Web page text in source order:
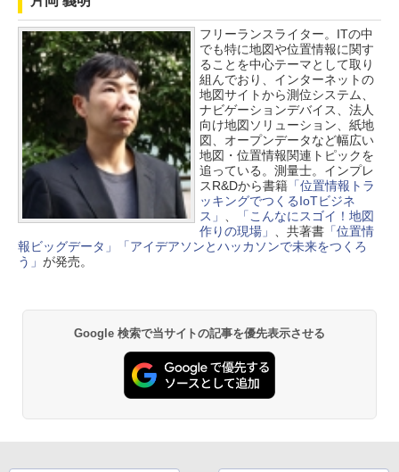
フリーランスライター。ITの中
でも特に地図や位置情報に関す
ることを中心テーマとして取り
組んでおり、インターネットの
地図サイトから測位システム、
ナビゲーションデバイス、法人
向け地図ソリューション、紙地
図、オープンデータなど幅広い
地図・位置情報関連トピックを
追っている。測量士。インプレ
スR&Dから書籍「位置情報トラ
ッキングでつくるIoTビジネ
ス」
「こんなにスゴイ！地図
作りの現場」
、共著書「位置情
報ビッグデータ」
「アイデアソンとハッカソンで未来をつくろ
う」 が発売。
Google 検索で当サイトの記事を優先表示させる